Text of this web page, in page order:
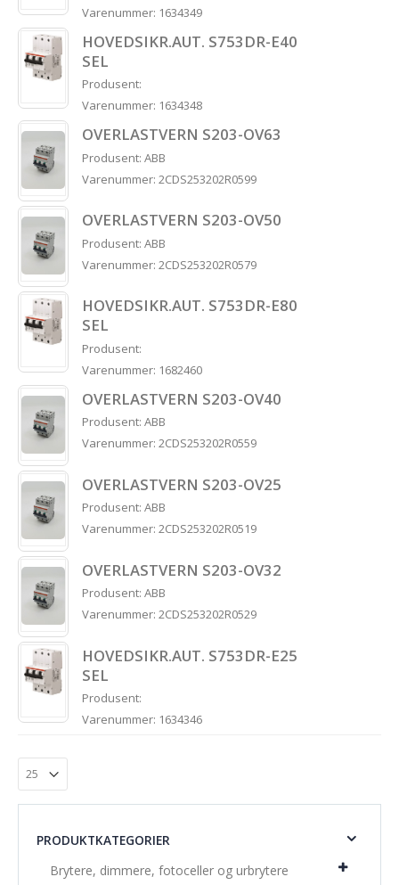
Varenummer: 1634349
HOVEDSIKR.AUT. S753DR-E40
SEL
Produsent:
Varenummer: 1634348
OVERLASTVERN S203-OV63
Produsent: ABB
Varenummer: 2CDS253202R0599
OVERLASTVERN S203-OV50
Produsent: ABB
Varenummer: 2CDS253202R0579
HOVEDSIKR.AUT. S753DR-E80
SEL
Produsent:
Varenummer: 1682460
OVERLASTVERN S203-OV40
Produsent: ABB
Varenummer: 2CDS253202R0559
OVERLASTVERN S203-OV25
Produsent: ABB
Varenummer: 2CDS253202R0519
OVERLASTVERN S203-OV32
Produsent: ABB
Varenummer: 2CDS253202R0529
HOVEDSIKR.AUT. S753DR-E25
SEL
Produsent:
Varenummer: 1634346
PRODUKTKATEGORIER
Brytere, dimmere, fotoceller og urbrytere